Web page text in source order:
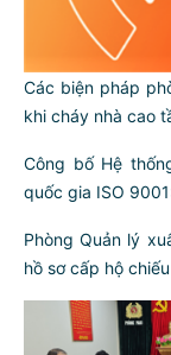
Các biện pháp
khi cháy nhà cao